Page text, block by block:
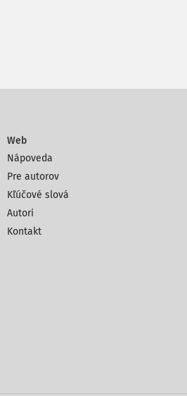
Web
Nápoveda
Pre autorov
Kľúčové slová
Autori
Kontakt